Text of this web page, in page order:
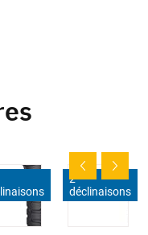
2
déclinaisons